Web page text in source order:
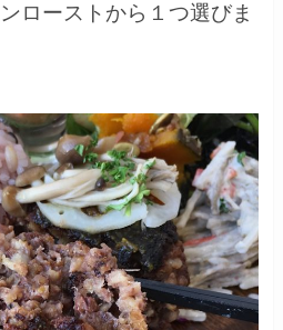
ローストから１つ選びま